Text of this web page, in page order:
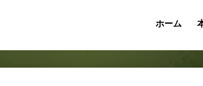
ホーム